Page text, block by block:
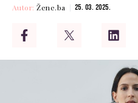
Autor:Žene.ba 25. 03. 2025.